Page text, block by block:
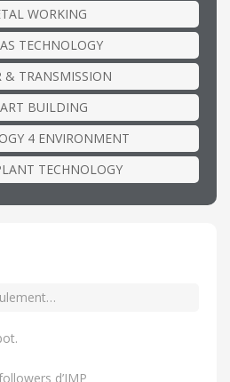
WORKING
TECHNOLOGY
& TRANSMISSION
BUILDING
4 ENVIRONMENT
TECHNOLOGY
.
d’IMP